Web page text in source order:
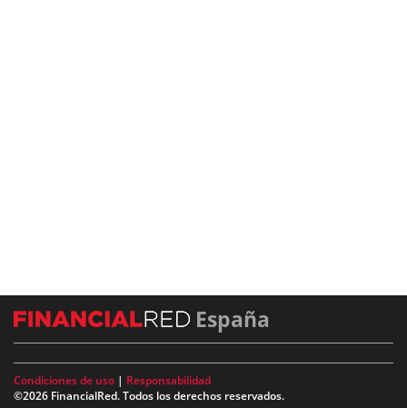
España
Condiciones de uso | Responsabilidad
©2026 FinancialRed. Todos los derechos reservados.